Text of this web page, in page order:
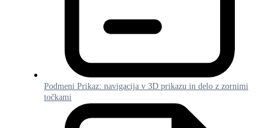
Podmeni Prikaz: navigacija v 3D prikazu in delo z zornimi
točkami